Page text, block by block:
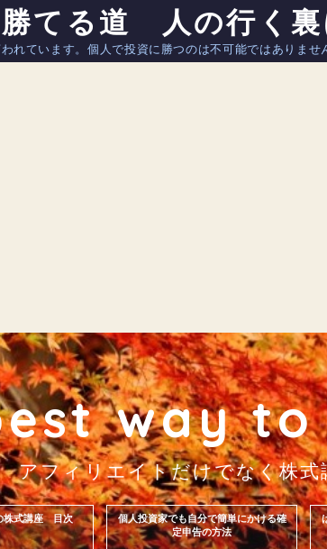
てる道 人の行く裏
れています。個人で投資に勝つのは不可能ではありませ
way to
アフィリエイトだけでなく株式
株式講座 目次
個人投資家でも自分で簡単にかける確
定申告の方法